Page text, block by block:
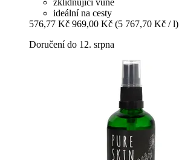
zklidňující vůně
ideální na cesty
576,77 Kč 969,00 Kč (5 767,70 Kč / l)
Doručení do 12. srpna